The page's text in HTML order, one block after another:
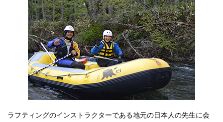
ラフティングのインストラクターである地元の日本人の先生に会